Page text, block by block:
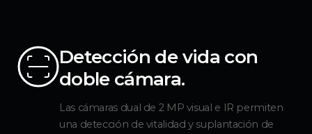
Detección de vida con
doble cámara.
Las cámaras dual de 2 MP visual e IR permiten
una detección de vitalidad y suplantación de